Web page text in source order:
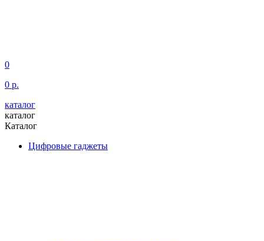
0
0 р.
каталог
каталог
Каталог
Цифровые гаджеты